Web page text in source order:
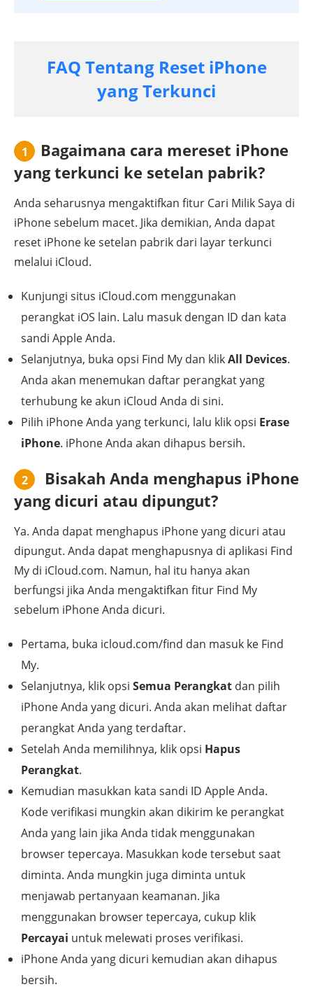
FAQ Tentang Reset iPhone
yang Terkunci
1
Bagaimana cara mereset iPhone
yang terkunci ke setelan pabrik?
Anda seharusnya mengaktifkan fitur Cari Milik Saya di
iPhone sebelum macet. Jika demikian, Anda dapat
reset iPhone ke setelan pabrik dari layar terkunci
melalui iCloud.
Kunjungi situs iCloud.com menggunakan
perangkat iOS lain. Lalu masuk dengan ID dan kata
sandi Apple Anda.
Selanjutnya, buka opsi Find My dan klikAll Devices.
Anda akan menemukan daftar perangkat yang
terhubung ke akun iCloud Anda di sini.
Pilih iPhone Anda yang terkunci, lalu klik opsi Erase
iPhone. iPhone Anda akan dihapus bersih.
2
Bisakah Anda menghapus iPhone
yang dicuri atau dipungut?
Ya. Anda dapat menghapus iPhone yang dicuri atau
dipungut. Anda dapat menghapusnya di aplikasi Find
My di iCloud.com. Namun, hal itu hanya akan
berfungsi jika Anda mengaktifkan fitur Find My
sebelum iPhone Anda dicuri.
Pertama, buka icloud.com/find dan masuk ke Find
My.
Selanjutnya, klik opsi Semua Perangkat dan pilih
iPhone Anda yang dicuri. Anda akan melihat daftar
perangkat Anda yang terdaftar.
Setelah Anda memilihnya, klik opsi Hapus
Perangkat.
Kemudian masukkan kata sandi ID Apple Anda.
Kode verifikasi mungkin akan dikirim ke perangkat
Anda yang lain jika Anda tidak menggunakan
browser tepercaya. Masukkan kode tersebut saat
diminta. Anda mungkin juga diminta untuk
menjawab pertanyaan keamanan. Jika
menggunakan browser tepercaya, cukup klik
Percayai untuk melewati proses verifikasi.
iPhone Anda yang dicuri kemudian akan dihapus
bersih.